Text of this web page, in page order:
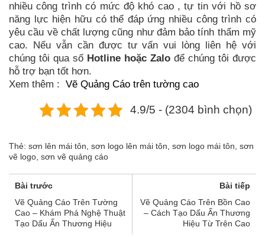
nhiều công trình có mức độ khó cao , tự tin với hồ sơ
năng lực hiện hữu có thể đáp ứng nhiều công trình có
yêu cầu về chất lượng cũng như đảm bảo tính thẩm mỹ
cao. Nếu vẫn cần được tư vấn vui lòng liên hệ với
chúng tôi qua số Hotline hoặc Zalo để chúng tôi được
hỗ trợ bạn tốt hơn.
Xem thêm : Vẽ Quảng Cáo trên tường cao
4.9/5 - (2304 bình chọn)
Thẻ: sơn lên mái tôn sơn logo lên mái tôn sơn logo mái tôn sơn
vẽ logo sơn vẽ quảng cáo
Bài trước
Vẽ Quảng Cáo Trên Tường
Cao – Khám Phá Nghệ Thuật
Tạo Dấu Ấn Thương Hiệu
Bài tiếp
Vẽ Quảng Cáo Trên Bồn Cao
– Cách Tạo Dấu Ấn Thương
Hiệu Từ Trên Cao